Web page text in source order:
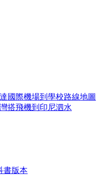
國際機場到學校路線地圖
搭飛機到印尼泗水
書版本